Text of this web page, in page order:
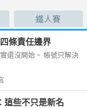
鐵人賽
條責任邊界
還沒開始。 帳號只解決
這些不只是新名